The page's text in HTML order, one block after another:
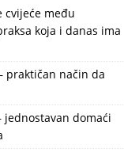
cvijeće među
koja i danas ima
praktičan način da
jednostavan domaći